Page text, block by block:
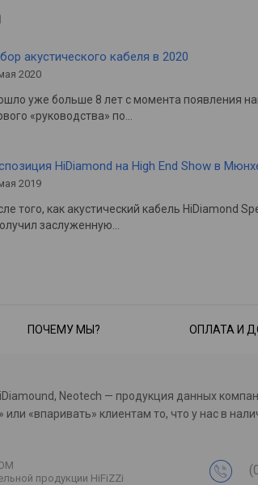
акустического кабеля в 2020
2020
уже больше 8 лет с момента появления
«руководства» по…
HiDiamond на High End Show в
2019
того, как акустический кабель HiDiamond
заслуженную…
ПОЧЕМУ МЫ? ОПЛАТА И
Neotech — продукция данных
или «впаривать» клиентам то, что у нас в
продукции HiFiZZi